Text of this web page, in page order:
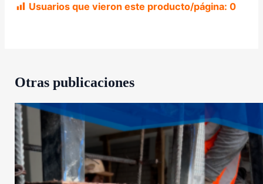
Usuarios que vieron este producto/página: 0
Otras publicaciones